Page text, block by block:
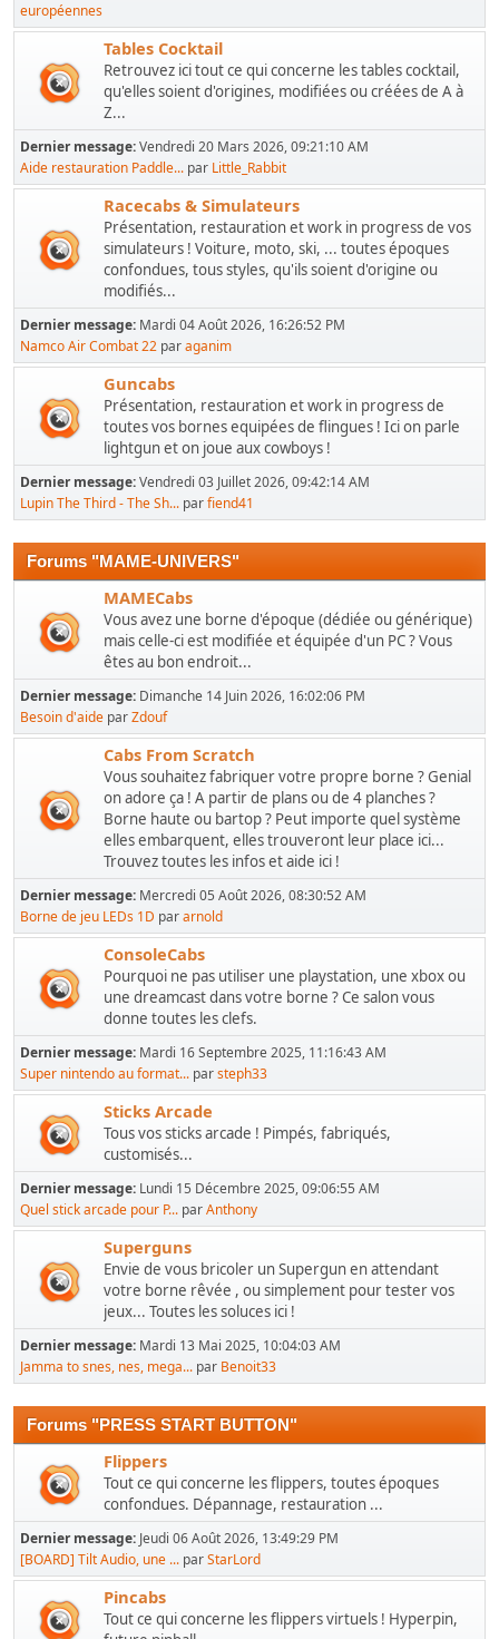
européennes
Tables Cocktail
Retrouvez ici tout ce qui concerne les tables cocktail,
qu'elles soient d'origines, modifiées ou créées de A à
Z...
Dernier message:Vendredi 20 Mars 2026, 09:21:10 AM
Aide restauration Paddle... par Little_Rabbit
Racecabs & Simulateurs
Présentation, restauration et work in progress de vos
simulateurs ! Voiture, moto, ski, ... toutes époques
confondues, tous styles, qu'ils soient d'origine ou
modifiés...
Dernier message: Mardi 04 Août 2026, 16:26:52 PM
Namco Air Combat 22 paraganim
Guncabs
Présentation, restauration et work in progress de
toutes vos bornes equipées de flingues ! Ici on parle
lightgun et on joue aux cowboys !
Dernier message:Vendredi 03 Juillet 2026, 09:42:14 AM
Lupin The Third - The Sh... parfiend41
Forums "MAME-UNIVERS"
MAMECabs
Vous avez une borne d'époque (dédiée ou générique)
mais celle-ci est modifiée et équipée d'un PC ? Vous
êtes au bon endroit...
Dernier message: Dimanche 14 Juin 2026, 16:02:06 PM
Besoin d'aide parZdouf
Cabs From Scratch
Vous souhaitez fabriquer votre propre borne ? Genial
on adore ça ! A partir de plans ou de 4 planches ?
Borne haute ou bartop ? Peut importe quel système
elles embarquent, elles trouveront leur place ici...
Trouvez toutes les infos et aide ici !
Dernier message: Mercredi 05 Août 2026, 08:30:52 AM
Borne de jeu LEDs 1D pararnold
ConsoleCabs
Pourquoi ne pas utiliser une playstation, une xbox ou
une dreamcast dans votre borne ? Ce salon vous
donne toutes les clefs.
Dernier message: Mardi 16 Septembre 2025, 11:16:43 AM
Super nintendo au format... parsteph33
Sticks Arcade
Tous vos sticks arcade ! Pimpés, fabriqués,
customisés...
Dernier message: Lundi 15 Décembre 2025, 09:06:55 AM
Quel stick arcade pour P... parAnthony
Superguns
Envie de vous bricoler un Supergun en attendant
votre borne rêvée , ou simplement pour tester vos
jeux... Toutes les soluces ici !
Dernier message: Mardi 13 Mai 2025, 10:04:03 AM
Jamma to snes, nes, mega... par Benoit33
Forums "PRESS START BUTTON"
Flippers
Tout ce qui concerne les flippers, toutes époques
confondues. Dépannage, restauration ...
Dernier message: Jeudi 06 Août 2026, 13:49:29 PM
[BOARD] Tilt Audio, une ... parStarLord
Pincabs
Tout ce qui concerne les flippers virtuels ! Hyperpin,